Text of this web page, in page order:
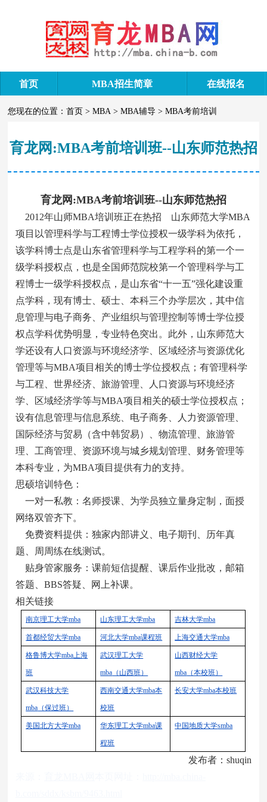
首页 MBA招生简章 在线报名
您现在的位置：首页 >MBA >MBA辅导 >MBA考前培训
育龙网:MBA考前培训班--山东师范热招
育龙网:MBA考前培训班--山东师范热招
2012年山师MBA培训班正在热招 山东师范大学MBA
项目以管理科学与工程博士学位授权一级学科为依托，
该学科博士点是山东省管理科学与工程学科的第一个一
级学科授权点，也是全国师范院校第一个管理科学与工
程博士一级学科授权点，是山东省“十一五”强化建设重
点学科，现有博士、硕士、本科三个办学层次，其中信
息管理与电子商务、产业组织与管理控制等博士学位授
权点学科优势明显，专业特色突出。此外，山东师范大
学还设有人口资源与环境经济学、区域经济与资源优化
管理等与MBA项目相关的博士学位授权点；有管理科学
与工程、世界经济、旅游管理、人口资源与环境经济
学、区域经济学等与MBA项目相关的硕士学位授权点；
设有信息管理与信息系统、电子商务、人力资源管理、
国际经济与贸易（含中韩贸易）、物流管理、旅游管
理、工商管理、资源环境与城乡规划管理、财务管理等
本科专业，为MBA项目提供有力的支持。
思硕培训特色：
一对一私教：名师授课、为学员独立量身定制，面授
网络双管齐下。
免费资料提供：独家内部讲义、电子期刊、历年真
题、周周练在线测试。
贴身管家服务：课前短信提醒、课后作业批改，邮箱
答题、BBS答疑、网上补课。
相关链接
南京理工大学mba 山东理工大学mba 吉林大学mba
首都经贸大学mba 河北大学mba课程班 上海交通大学mba
格鲁博大学mba上海
班
武汉理工大学
mba （山西班）
山西财经大学
mba （本校班）
武汉科技大学
mba （保过班）
西南交通大学mba本
校班
长安大学mba本校班
美国北方大学mba 华东理工大学mba课
程班
中国地质大学smba
发布者：shuqin